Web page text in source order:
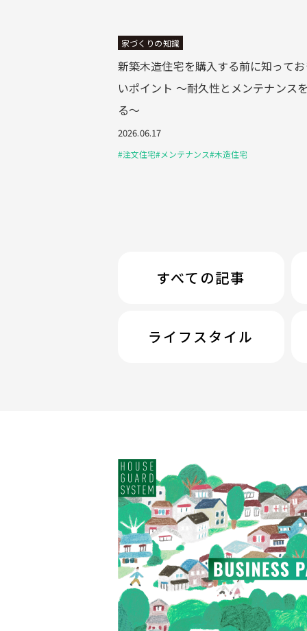
家づくりの知識
新築木造住宅を購入する前に知って
いポイント 〜耐久性とメンテナンス
る〜
2026.06.17
#注文住宅#メンテナンス#木造住宅
すべての記事
ライフスタイル